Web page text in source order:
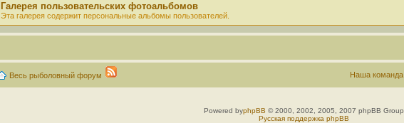
Галерея пользовательских фотоальбомов
Эта галерея содержит персональные альбомы пользователей.
Весь рыболовный форум Наша команда
Powered byphpBB © 2000, 2002, 2005, 2007 phpBB Group
Русская поддержка phpBB